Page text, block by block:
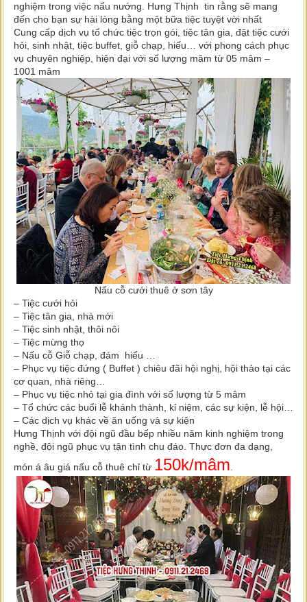
nghiệm trong việc nấu nướng. Hưng Thịnh tin rằng sẽ mang
đến cho bạn sự hài lòng bằng một bữa tiệc tuyệt vời nhất
Cung cấp dịch vụ tổ chức tiệc trọn gói, tiệc tân gia, đặt tiệc cưới
hỏi, sinh nhật, tiệc buffet, giỗ chạp, hiếu… với phong cách phục
vụ chuyên nghiệp, hiện đại với số lượng mâm từ 05 mâm –
1001 mâm
Nấu cỗ cưới thuê ở sơn tây
– Tiệc cưới hỏi
– Tiệc tân gia, nhà mới
– Tiệc sinh nhật, thôi nôi
– Tiệc mừng thọ
– Nấu cỗ Giỗ chạp, đám hiếu …
– Phục vụ tiệc đứng ( Buffet ) chiêu đãi hội nghị, hội thảo tại các
cơ quan, nhà riêng…
– Phục vụ tiệc nhỏ tại gia đình với số lượng từ 5 mâm
– Tổ chức các buổi lễ khánh thành, kỉ niệm, các sự kiện, lễ hội…
– Các dịch vụ khác về ăn uống và sự kiện
Hưng Thịnh với đội ngũ đầu bếp nhiều năm kinh nghiệm trong
nghề, đội ngũ phục vụ tận tình chu đáo. Thực đơn đa dạng,
món á âu giá nấu cỗ thuê chỉ từ 150k/mâm